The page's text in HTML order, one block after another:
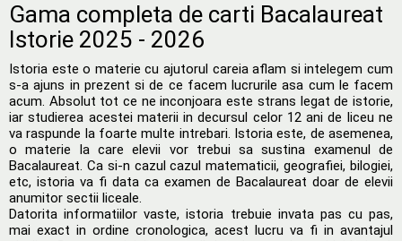
Gama completa de carti Bacalaureat
Istorie 2025 - 2026
Istoria este o materie cu ajutorul careia aflam si intelegem cum
s-a ajuns in prezent si de ce facem lucrurile asa cum le facem
acum. Absolut tot ce ne inconjoara este strans legat de istorie,
iar studierea acestei materii in decursul celor 12 ani de liceu ne
va raspunde la foarte multe intrebari. Istoria este, de asemenea,
o materie la care elevii vor trebui sa sustina examenul de
Bacalaureat. Ca si-n cazul cazul matematicii, geografiei, bilogiei,
etc, istoria va fi data ca examen de Bacalaureat doar de elevii
anumitor sectii liceale.
Datorita informatiilor vaste, istoria trebuie invata pas cu pas,
mai exact in ordine cronologica, acest lucru va fi in avantajul